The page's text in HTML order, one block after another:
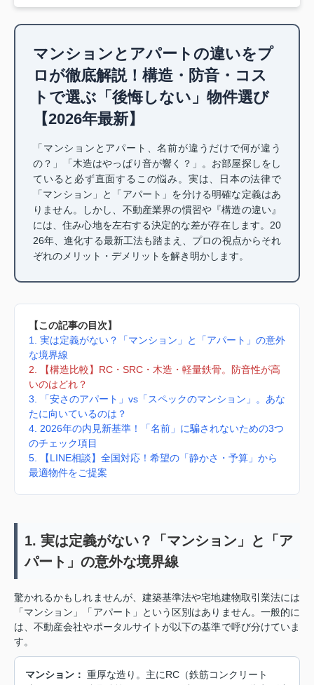
マンションとアパートの違いをプ
ロが徹底解説！構造・防音・コス
トで選ぶ「後悔しない」物件選び
【2026年最新】
「マンションとアパート、名前が違うだけで何が違う
の？」「木造はやっぱり音が響く？」。お部屋探しをし
ていると必ず直面するこの悩み。実は、日本の法律で
「マンション」と「アパート」を分ける明確な定義はあ
りません。しかし、不動産業界の慣習や『構造の違い』
には、住み心地を左右する決定的な差が存在します。20
26年、進化する最新工法も踏まえ、プロの視点からそれ
ぞれのメリット・デメリットを解き明かします。
【この記事の目次】
1. 実は定義がない？「マンション」と「アパート」の意外
な境界線
2. 【構造比較】RC・SRC・木造・軽量鉄骨。防音性が高
いのはどれ？
3. 「安さのアパート」vs「スペックのマンション」。あな
たに向いているのは？
4. 2026年の内見新基準！「名前」に騙されないための3つ
のチェック項目
5. 【LINE相談】全国対応！希望の「静かさ・予算」から
最適物件をご提案
1. 実は定義がない？「マンション」と「ア
パート」の意外な境界線
驚かれるかもしれませんが、建築基準法や宅地建物取引業法には
「マンション」「アパート」という区別はありません。一般的に
は、不動産会社やポータルサイトが以下の基準で呼び分けていま
す。
マンション： 重厚な造り。主にRC（鉄筋コンクリート